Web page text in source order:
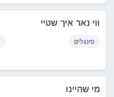
ווי נאר איך שטיי
סינגלים
מי שהיינו